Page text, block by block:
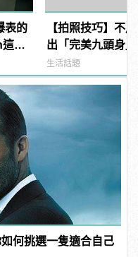
表的
這樣
【拍照技巧】不
出「完美九頭身
manfashion這樣
生活話題
何挑選一隻適合自己